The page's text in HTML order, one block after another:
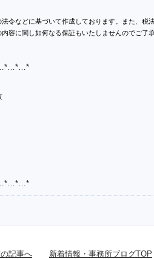
令などに基づいて作成しております。また、税
容に関し如何なる保証もいたしませんのでご了承
記事へ 新着情報・事務所ブログTOP